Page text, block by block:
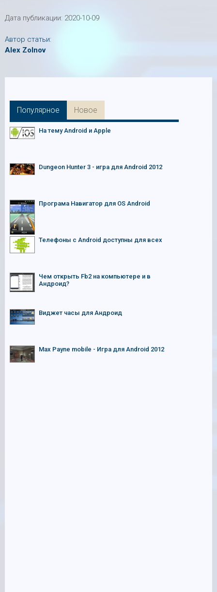
Дата публикации: 2020-10-09
Автор статьи:
Alex Zolnov
Популярное Новое
На тему Android и Apple
Dungeon Hunter 3 - игра для Android 2012
Програма Навигатор для OS Android
Телефоны с Android доступны для всех
Чем открыть Fb2 на компьютере и в
Андроид?
Виджет часы для Андроид
Max Payne mobile - Игра для Android 2012